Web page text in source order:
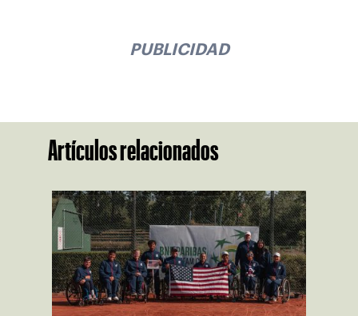
PUBLICIDAD
Artículos relacionados